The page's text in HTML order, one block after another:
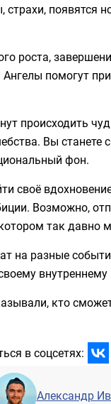
страхи, появятся
роста,
помогут
происходить
Вы станете
фон.
своё
Возможно,
так давно
на разные
внутреннему
кто
в соцсетях:
Александр